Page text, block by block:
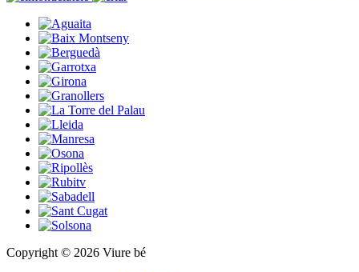
Copyright © 2026 Viure bé